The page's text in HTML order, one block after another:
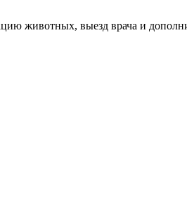
животных, выезд врача и